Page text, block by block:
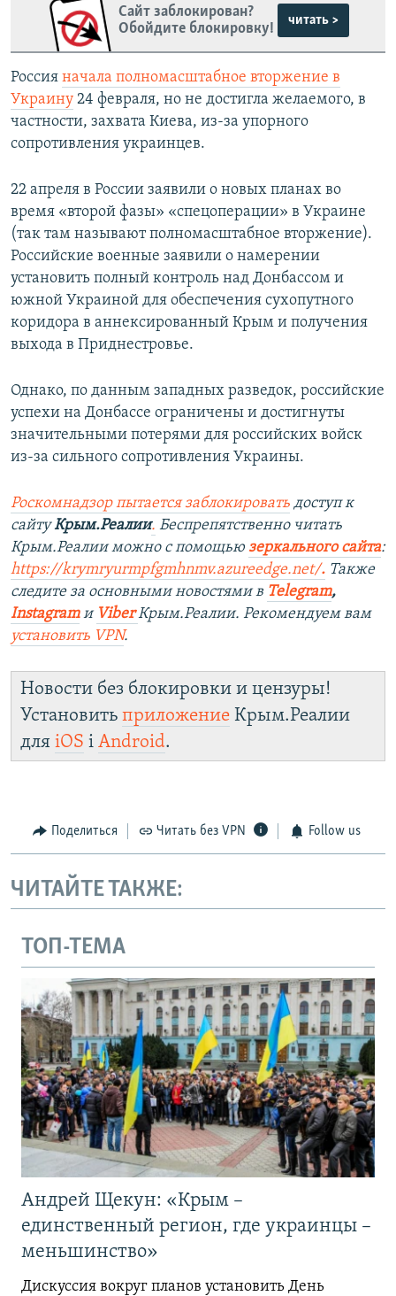
Сайт заблокирован?
Обойдите блокировку!
читать >
Россия начала полномасштабное вторжение в
Украину 24 февраля, но не достигла желаемого, в
частности, захвата Киева, из-за упорного
сопротивления украинцев.
22 апреля в России заявили о новых планах во
время «второй фазы» «спецоперации» в Украине
(так там называют полномасштабное вторжение).
Российские военные заявили о намерении
установить полный контроль над Донбассом и
южной Украиной для обеспечения сухопутного
коридора в аннексированный Крым и получения
выхода в Приднестровье.
Однако, по данным западных разведок, российские
успехи на Донбассе ограничены и достигнуты
значительными потерями для российских войск
из-за сильного сопротивления Украины.
Роскомнадзор пытается заблокировать доступ к
сайтуКрым.Реалии. Беспрепятственно читать
Крым.Реалии можно с помощью зеркального сайта:
https://krymryurmpfgmhnmv.azureedge.net/. Также
следите за основными новостями в Telegram,
Instagram и ViberКрым.Реалии. Рекомендуем вам
установить VPN.
Новости без блокировки и цензуры!
Установить приложение Крым.Реалии
для iOS і Android.
Поделиться Читать без VPN Follow us
ЧИТАЙТЕ ТАКЖЕ:
ТОП-ТЕМА
Андрей Щекун: «Крым –
единственный регион, где украинцы –
меньшинство»
Дискуссия вокруг планов установить День